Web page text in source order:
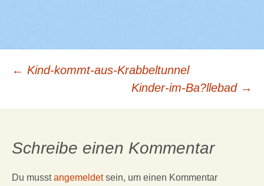
Beitrags-
Navigation
← Kind-kommt-aus-Krabbeltunnel
Kinder-im-Ba?llebad →
Schreibe einen Kommentar
Du musstangemeldetsein, um einen Kommentar